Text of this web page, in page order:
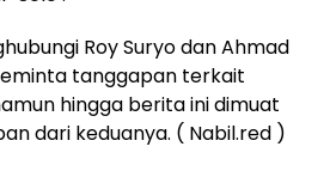
Roy Suryo dan Ahmad
tanggapan terkait
hingga berita ini dimuat
dari keduanya. ( Nabil.red )